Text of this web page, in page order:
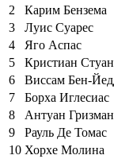
2
Карим Бензема
3
Луис Суарес
4
Яго Аспас
5
Кристиан
6
Виссам Бен-
7
Борха Иглесиас
8
Антуан
9
Рауль Де Томас
10 Хорхе Молина